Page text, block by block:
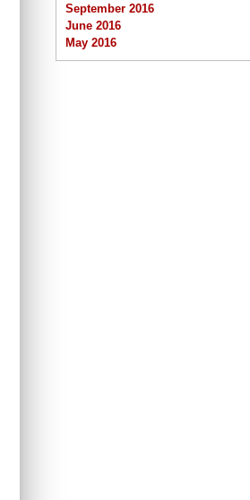
September 2016
June 2016
May 2016